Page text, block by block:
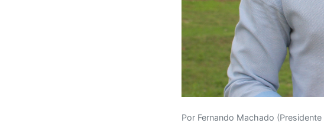
Por Fernando Machado